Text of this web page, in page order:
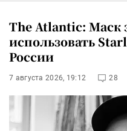
The Atlantic: Маск
использовать
России
7 августа 2026, 19:12 28